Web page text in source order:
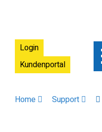
Login
Kundenportal
Home Support